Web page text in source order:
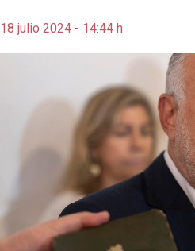
18 julio 2024 - 14:44 h